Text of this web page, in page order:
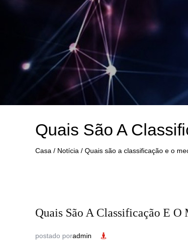
Quais São A
Casa / Notícia / Quais são a classificação e o
Quais São A Classificação E
postado poradmin